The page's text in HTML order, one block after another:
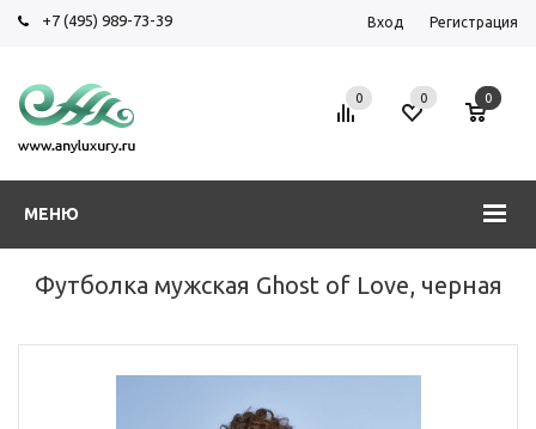
+7 (495) 989-73-39 Вход Регистрация
МЕНЮ
0 0 0
Футболка мужская Ghost of Love, черная